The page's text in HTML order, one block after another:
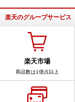
楽天のグループサービス
楽天市場
商品数は1億点以上